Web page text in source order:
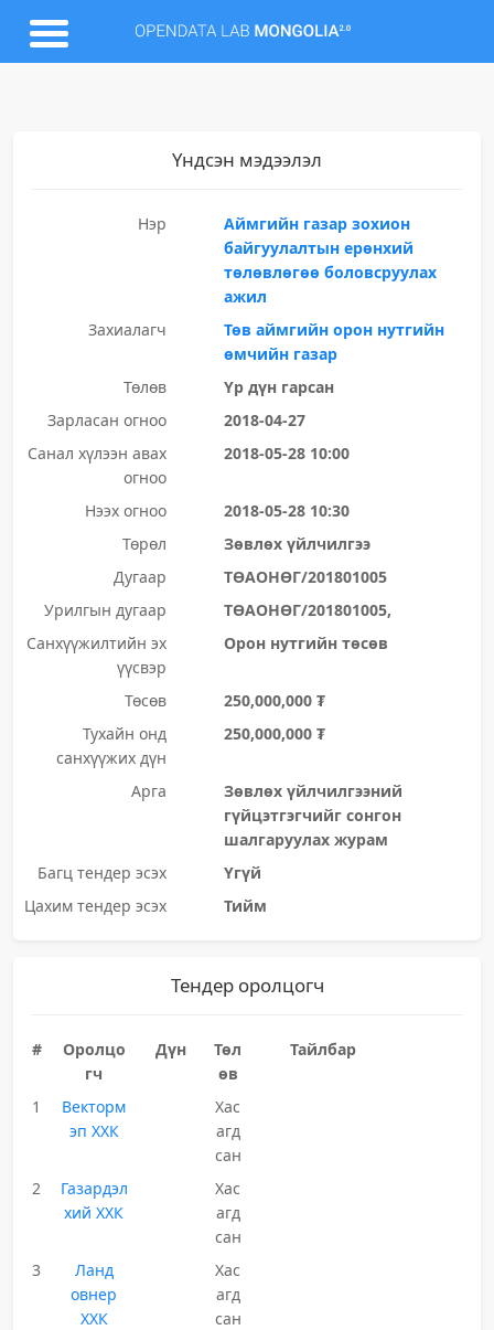
Үндсэн мэдээлэл
Нэр
Аймгийн газар зохион
байгуулалтын ерөнхий
төлөвлөгөө боловсруулах
ажил
Захиалагч
Төв аймгийн орон нутгийн
өмчийн газар
Төлөв
Үр дүн гарсан
Зарласан огноо
2018-04-27
Санал хүлээн авах
огноо
2018-05-28 10:00
Нээх огноо
2018-05-28 10:30
Төрөл
Зөвлөх үйлчилгээ
Дугаар
ТӨАОНӨГ/201801005
Урилгын дугаар
ТӨАОНӨГ/201801005,
Санхүүжилтийн эх
үүсвэр
Орон нутгийн төсөв
Төсөв
250,000,000 ₮
Тухайн онд
санхүүжих дүн
250,000,000 ₮
Арга
Зөвлөх үйлчилгээний
гүйцэтгэгчийг сонгон
шалгаруулах журам
Багц тендер эсэх
Үгүй
Цахим тендер эсэх
Тийм
Тендер оролцогч
#
Оролцо
гч
Дүн
Төл
өв
Тайлбар
1
Векторм
эп ХХК
Хас
агд
сан
2
Газардэл
хий ХХК
Хас
агд
сан
3
Ланд
овнер
ХХК
Хас
агд
сан